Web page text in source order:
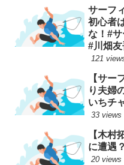
サーフ
初心者
な！#
#川畑
121
【サー
り夫婦
いちチ
33 views
【木村
に遭遇
20 views